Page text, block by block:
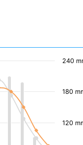
120
180
240